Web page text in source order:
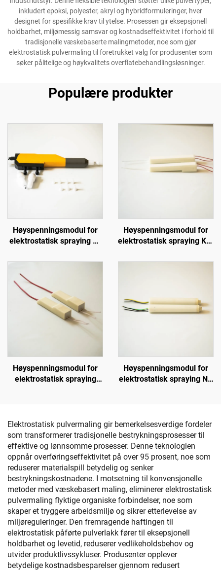
inkludert epoksi, polyester, akryl og hybridformuleringer, hver
designet for spesifikke krav til ytelse. Prosessen gir eksepsjonell
holdbarhet, miljømessig samsvar og kostnadseffektivitet i forhold til
tradisjonelle væskebaserte malingmetoder, noe som gjør
elektrostatisk pulvermaling til foretrukket valg for produsenter som
søker pålitelige og høykvalitets overflatebehandlingsløsninger.
Populære produkter
Høyspenningsmodul for
elektrostatisk spraying H-
Høyspenningsmodul for
elektrostatisk spraying KCI
Høyspenningsmodul for
elektrostatisk spraying
Høyspenningsmodul for
elektrostatisk spraying NX
Elektrostatisk pulvermaling gir bemerkelsesverdige fordeler
som transformerer tradisjonelle bestrykningsprosesser til
effektive og lønnsomme prosesser. Denne teknologien
oppnår overføringseffektivitet på over 95 prosent, noe som
reduserer materialspill betydelig og senker
bestrykningskostnadene. I motsetning til konvensjonelle
metoder med væskebasert maling, eliminerer elektrostatisk
pulvermaling flyktige organiske forbindelser, noe som
skaper et tryggere arbeidsmiljø og sikrer etterlevelse av
miljøreguleringer. Den fremragende haftingen til
elektrostatisk påførte pulverlakk fører til eksepsjonell
holdbarhet og levetid, reduserer vedlikeholdsbehov og
utvider produktlivssykluser. Produsenter opplever
betydelige kostnadsbesparelser gjennom redusert